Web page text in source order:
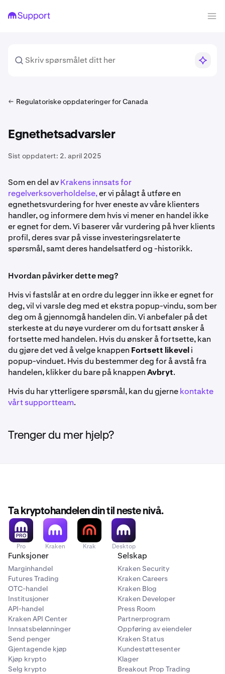
Regulatoriske oppdateringer for Canada
Egnethetsadvarsler
Sist oppdatert: 2. april 2025
Som en del avKrakens innsats for
regelverksoverholdelse,er vi pålagt å utføre en
egnethetsvurdering for hver eneste av våre klienters
handler, og informere dem hvis vi mener en handel ikke
er egnet for dem. Vi baserer vår vurdering på hver klients
profil, deres svar på visse investeringsrelaterte
spørsmål, samt deres handelsatferd og -historikk.
Hvordan påvirker dette meg?
Hvis vi fastslår at en ordre du legger inn ikke er egnet for
deg, vil vi varsle deg med et ekstra popup-vindu, som ber
deg om å gjennomgå handelen din. Vi anbefaler på det
sterkeste at du nøye vurderer om du fortsatt ønsker å
fortsette med handelen. Hvis du ønsker å fortsette, kan
du gjøre det ved å velge knappen Fortsett likeveli
popup-vinduet. Hvis du bestemmer deg for å avstå fra
handelen, klikker du bare på knappenAvbryt.
Hvis du har ytterligere spørsmål, kan du gjernekontakte
vårt supportteam.
Trenger du mer hjelp?
Ta kryptohandelen din til neste nivå.
Pro Kraken Krak Desktop
Funksjoner
Marginhandel
Futures Trading
OTC-handel
Institusjoner
API-handel
Kraken API Center
Innsatsbelønninger
Send penger
Gjentagende kjøp
Kjøp krypto
Selg krypto
Selskap
Kraken Security
Kraken Careers
Kraken Blog
Kraken Developer
Press Room
Partnerprogram
Oppføring av eiendeler
Kraken Status
Kundestøttesenter
Klager
Breakout Prop Trading